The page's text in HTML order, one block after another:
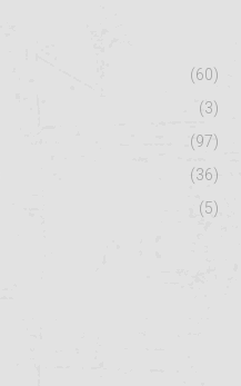
(60)
(3)
(97)
(36)
(5)